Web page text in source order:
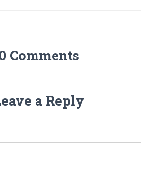
0 Comments
a Reply